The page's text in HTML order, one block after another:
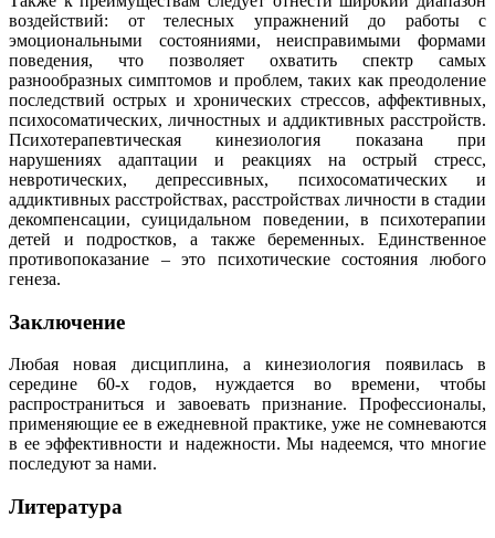
воздействий: от телесных упражнений до работы с
эмоциональными состояниями, неисправимыми формами
поведения, что позволяет охватить спектр самых
разнообразных симптомов и проблем, таких как преодоление
последствий острых и хронических стрессов, аффективных,
психосоматических, личностных и аддиктивных расстройств.
Психотерапевтическая кинезиология показана при
нарушениях адаптации и реакциях на острый стресс,
невротических, депрессивных, психосоматических и
аддиктивных расстройствах, расстройствах личности в стадии
декомпенсации, суицидальном поведении, в психотерапии
детей и подростков, а также беременных. Единственное
противопоказание – это психотические состояния любого
генеза.
Заключение
Любая новая дисциплина, а кинезиология появилась в
середине 60-х годов, нуждается во времени, чтобы
распространиться и завоевать признание. Профессионалы,
применяющие ее в ежедневной практике, уже не сомневаются
в ее эффективности и надежности. Мы надеемся, что многие
последуют за нами.
Литература